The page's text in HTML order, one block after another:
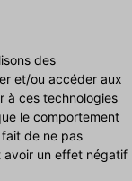
des
et/ou accéder aux
à ces technologies
le comportement
de ne pas
avoir un effet négatif